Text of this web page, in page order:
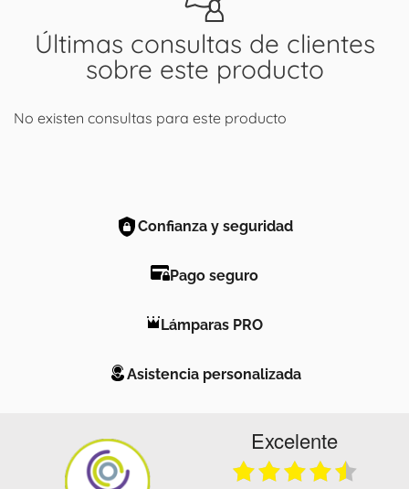
Últimas consultas de clientes
sobre este producto
No existen consultas para este producto
Confianza y seguridad
Pago seguro
Lámparas PRO
Asistencia personalizada
Excelente